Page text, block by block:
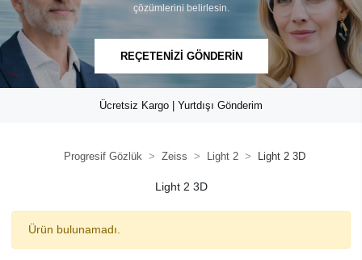
çözümlerini belirlesin.
REÇETENİZİ GÖNDERİN
Ücretsiz Kargo | Yurtdışı Gönderim
Progresif Gözlük Zeiss Light 2 Light 2 3D
Light 2 3D
Ürün bulunamadı.